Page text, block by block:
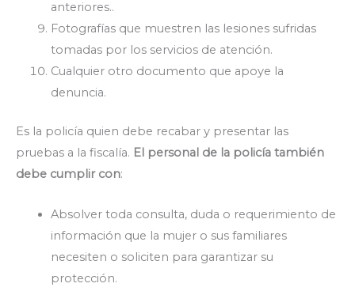
anteriores..
Fotografías que muestren las lesiones sufridas
tomadas por los servicios de atención.
Cualquier otro documento que apoye la
denuncia.
Es la policía quien debe recabar y presentar las
pruebas a la fiscalía. El personal de la policía también
debe cumplir con:
Absolver toda consulta, duda o requerimiento de
información que la mujer o sus familiares
necesiten o soliciten para garantizar su
protección.